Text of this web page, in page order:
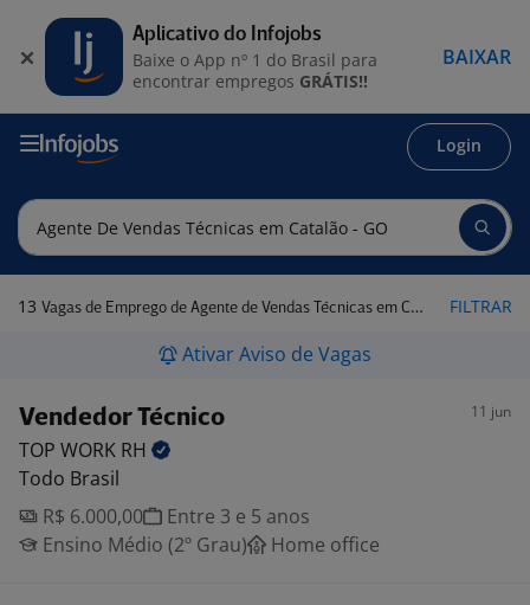
Login
13 Vagas de Emprego de Agente de Vendas Técnicas em Catalão - GO FILTRAR
Ativar Aviso de Vagas
Vendedor Técnico 11 jun
TOP WORK RH
Todo Brasil
R$ 6.000,00
Entre 3 e 5 anos
Ensino Médio (2º Grau)
Home office
Aplicativo do Infojobs
Baixe o App nº 1 do Brasil para
encontrar empregos GRÁTIS!!
BAIXAR